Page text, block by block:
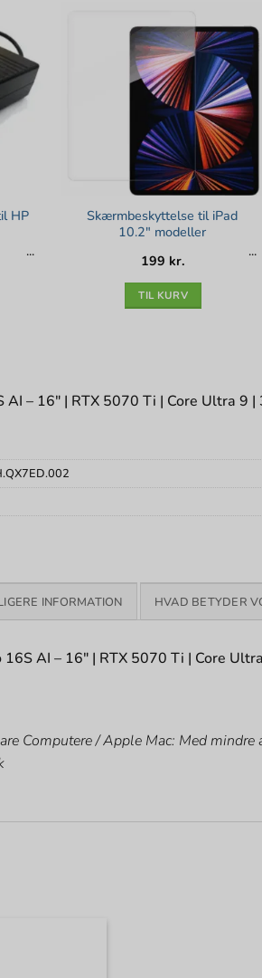
HP
Skærmbeskyttelse til iPad
10.2″ modeller
199 kr.
TIL KURV
– 16″ | RTX 5070 Ti | Core Ultra 9 |
INFORMATION HVAD BETYDER
AI – 16″ | RTX 5070 Ti | Core
Computere / Apple Mac: Med